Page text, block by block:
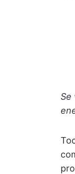
Se